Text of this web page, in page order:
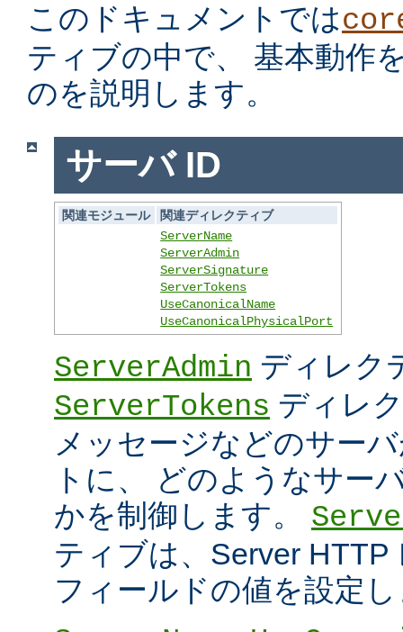
このドキュメントでは
ティブの中で、 基本動作
のを説明します。
サーバ ID
関連モジュール
関連ディレクティブ
ServerName
ServerAdmin
ServerSignature
ServerTokens
UseCanonicalName
UseCanonicalPhysicalPort
ServerAdmin ディレク
ServerTokens ディレ
メッセージなどのサー
トに、 どのようなサー
かを制御します。
ティブは、Server
フィールドの値を設定